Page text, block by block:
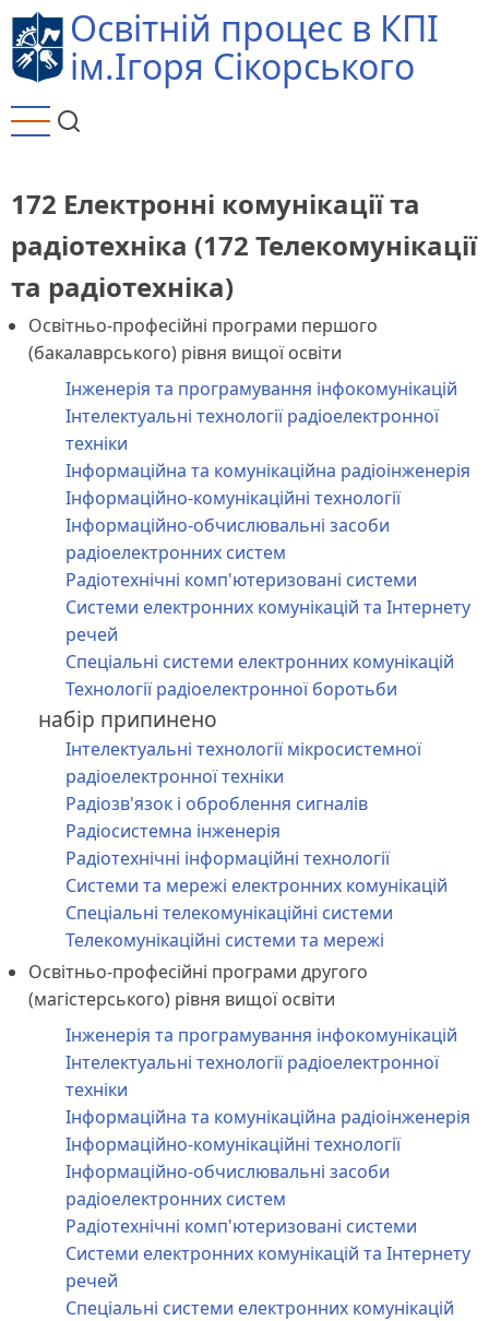
Перейти
до
основного
Освітній процес в КПІ
ім.Ігоря Сікорського
172 Електронні комунікації та
радіотехніка (172 Телекомунікації
та радіотехніка)
Освітньо-професійні програми першого
(бакалаврського) рівня вищої освіти
Інженерія та програмування інфокомунікацій
Інтелектуальні технології радіоелектронної
техніки
Інформаційна та комунікаційна радіоінженерія
Інформаційно-комунікаційні технології
Інформаційно-обчислювальні засоби
радіоелектронних систем
Радіотехнічні комп'ютеризовані системи
Системи електронних комунікацій та Інтернету
речей
Спеціальні системи електронних комунікацій
Технології радіоелектронної боротьби
набір припинено
Інтелектуальні технології мікросистемної
радіоелектронної техніки
Радіозв'язок і оброблення сигналів
Радіосистемна інженерія
Радіотехнічні інформаційні технології
Системи та мережі електронних комунікацій
Спеціальні телекомунікаційні системи
Телекомунікаційні системи та мережі
Освітньо-професійні програми другого
(магістерського) рівня вищої освіти
Інженерія та програмування інфокомунікацій
Інтелектуальні технології радіоелектронної
техніки
Інформаційна та комунікаційна радіоінженерія
Інформаційно-комунікаційні технології
Інформаційно-обчислювальні засоби
радіоелектронних систем
Радіотехнічні комп'ютеризовані системи
Системи електронних комунікацій та Інтернету
речей
Спеціальні системи електронних комунікацій